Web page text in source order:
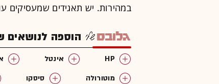
במהירות. יש תאגידים שמעסיקים
הוספה לנושאים
HP אינטל
מוטורולה
סיסקו